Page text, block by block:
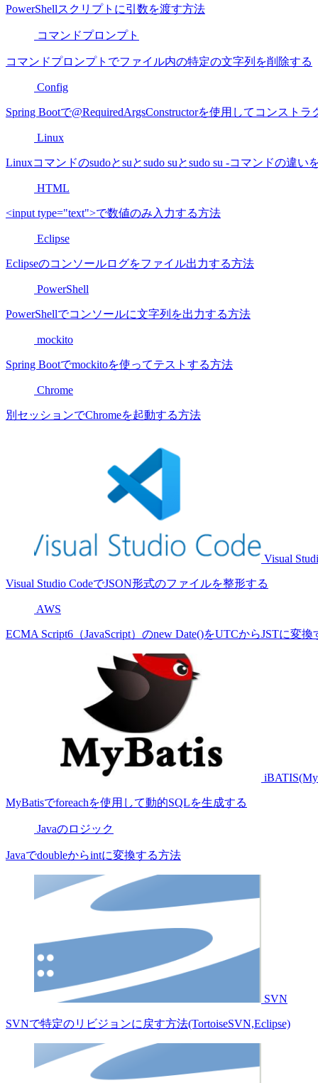
PowerShellスクリプトに引数を渡す方法
コマンドプロンプト
コマンドプロンプトでファイル内の特定の文字列を削除する
Config
Spring Bootで@RequiredArgsConstructorを使用してコンスト
Linux
Linuxコマンドのsudoとsuとsudo suとsudo su -コマンドの違い
HTML
<input type="text">で数値のみ入力する方法
Eclipse
Eclipseのコンソールログをファイル出力する方法
PowerShell
PowerShellでコンソールに文字列を出力する方法
mockito
Spring Bootでmockitoを使ってテストする方法
Chrome
別セッションでChromeを起動する方法
Visual
Visual Studio CodeでJSON形式のファイルを整形する
AWS
ECMA Script6（JavaScript）のnew Date()をUTCからJSTに変
MyBatisでforeachを使用して動的SQLを生成する
Javaのロジック
Javaでdoubleからintに変換する方法
SVN
SVNで特定のリビジョンに戻す方法(TortoiseSVN,Eclipse)